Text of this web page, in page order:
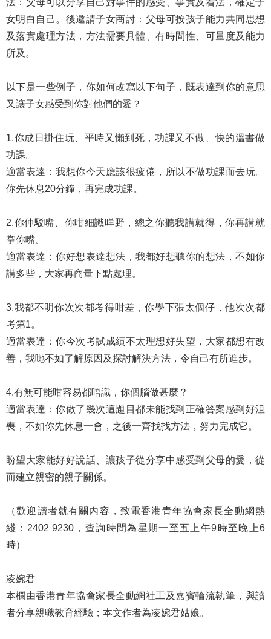
法：父母可以分享自己對事件的感受、事實及看法，確定子
女明白自己。後邀請子女商討：父母可按孩子能力共同思想
及落實處理方法，方法需要具體、有時間性、可量度及能力
所及。
以下是一些例子，你如何改寫以下句子，既表達到你的意思
又讓子女感受到你對他們的愛？
1.你成日掛住玩、平時又懶到死，功課又不做、快的溫書做
功課。
適當表達：我想你今天應該很疲倦，所以不做功課而去玩。
你先休息20分鐘，再完成功課。
2.你仲駁嘴、你咁細識咩野，總之你聽我講就得，你再講就
掌你嘴。
適當表達：你好想表達想法，我都好想聽你的想法，不如你
講多些，大家再商量下點處理。
3.我都不明你次次都考得咁差，你學下張太個仔，他次次都
考第1。
適當表達：你今次考試成績不太理想好失望，大家都想有改
善，我哋不如了解原因及探討解決方法，令自己有所進步。
4.有無可能咁容易都唔識，你個腦做甚麼？
適當表達：你做了幾次這題目都未能找到正確答案感到好沮
喪，不如你先休息一會，之後一齊找找方法，努力完成它。
盼望大家能好好說話、讓孩子從分享中感受到父母的愛，從
而建立親密的親子關係。
（歡迎讀者就有關內容，致電香港青年協會家長全動網熱
綫：2402 9230，查詢時間為星期一至五上午9時至晚上6
時）
凌婉君
本欄由香港青年協會家長全動網社工及嘉賓輪流執筆，與讀
者分享親職教育經驗；本文作者為凌婉君姑娘。